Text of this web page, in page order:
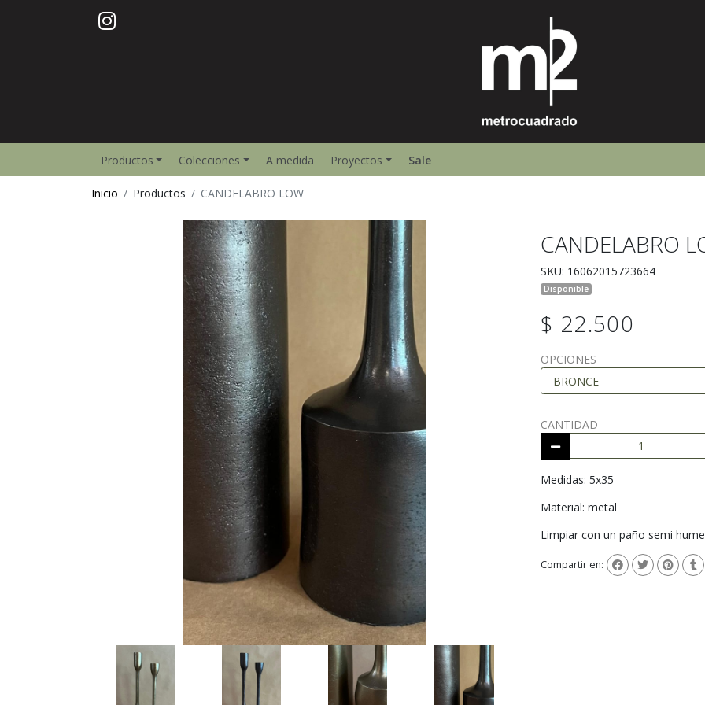
Productos Colecciones A medida Proyectos Sale
Inicio Productos CANDELABRO LOW
CANDELABRO
SKU: 16062015723664
Disponible
$ 22.500
OPCIONES
CANTIDAD
Medidas: 5x35
Material: metal
Limpiar con un paño semi
Compartir en: